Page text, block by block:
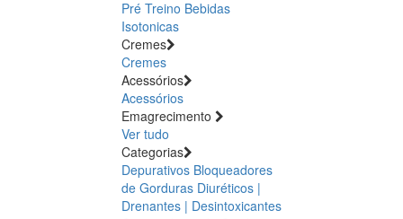
Pré Treino Bebidas
Isotonicas
Cremes
Cremes
Acessórios
Acessórios
Emagrecimento
Ver tudo
Categorias
Depurativos Bloqueadores
de Gorduras Diuréticos |
Drenantes | Desintoxicantes